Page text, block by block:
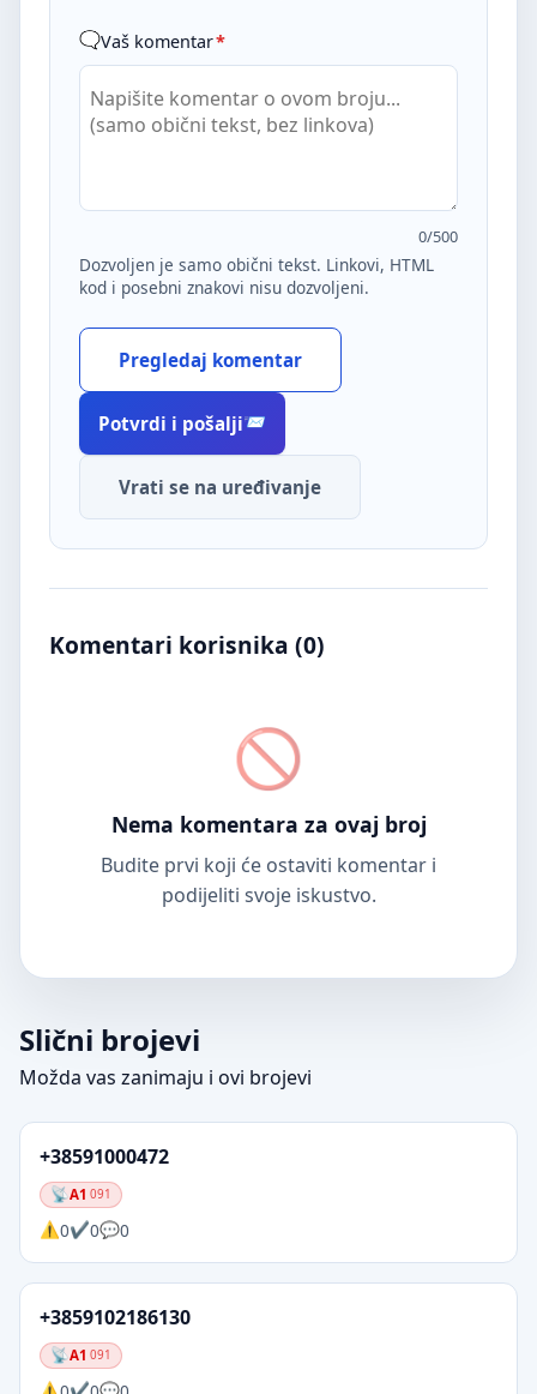
Vaš komentar*
0/500
Dozvoljen je samo obični tekst. Linkovi, HTML
kod i posebni znakovi nisu dozvoljeni.
Pregledaj komentar
Potvrdi i pošalji
Vrati se na uređivanje
Komentari korisnika (0)
Nema komentara za ovaj broj
Budite prvi koji će ostaviti komentar i
podijeliti svoje iskustvo.
Slični brojevi
Možda vas zanimaju i ovi brojevi
+38591000472
A1 091
0 0 0
+3859102186130
A1 091